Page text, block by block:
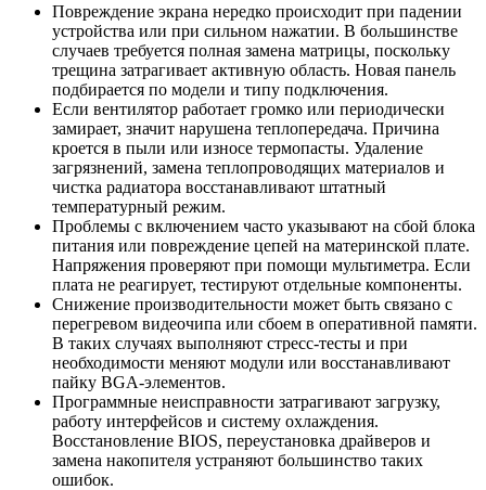
Повреждение экрана нередко происходит при падении
устройства или при сильном нажатии. В большинстве
случаев требуется полная замена матрицы, поскольку
трещина затрагивает активную область. Новая панель
подбирается по модели и типу подключения.
Если вентилятор работает громко или периодически
замирает, значит нарушена теплопередача. Причина
кроется в пыли или износе термопасты. Удаление
загрязнений, замена теплопроводящих материалов и
чистка радиатора восстанавливают штатный
температурный режим.
Проблемы с включением часто указывают на сбой блока
питания или повреждение цепей на материнской плате.
Напряжения проверяют при помощи мультиметра. Если
плата не реагирует, тестируют отдельные компоненты.
Снижение производительности может быть связано с
перегревом видеочипа или сбоем в оперативной памяти.
В таких случаях выполняют стресс-тесты и при
необходимости меняют модули или восстанавливают
пайку BGA-элементов.
Программные неисправности затрагивают загрузку,
работу интерфейсов и систему охлаждения.
Восстановление BIOS, переустановка драйверов и
замена накопителя устраняют большинство таких
ошибок.